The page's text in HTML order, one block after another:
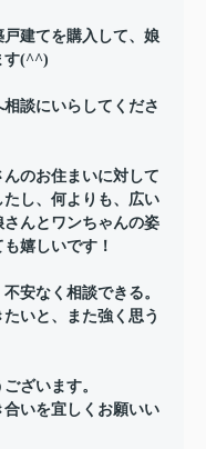
建てを購入して、娘
す(^^)
談にいらしてくださ
のお住まいに対して
たし、何よりも、広い
んとワンちゃんの姿
嬉しいです！
安なく相談できる。
いと、また強く思う
ざいます。
いを宜しくお願いい